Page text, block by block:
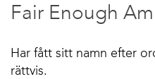
Fair Enough Am
Har fått sitt namn efter
rättvis.